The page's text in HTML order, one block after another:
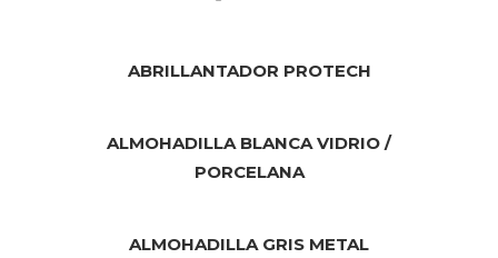
ABRILLANTADOR PROTECH
ALMOHADILLA BLANCA VIDRIO /
PORCELANA
ALMOHADILLA GRIS METAL